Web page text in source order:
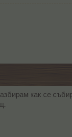
как се